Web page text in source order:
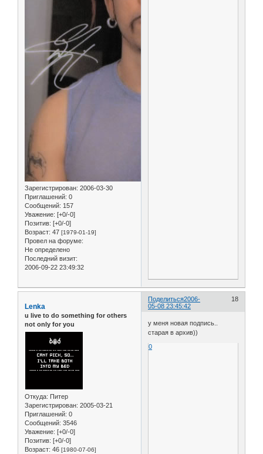
Зарегистрирован: 2006-03-30
Приглашений: 0
Сообщений: 157
Уважение: [+0/-0]
Позитив: [+0/-0]
Возраст: 47 [1979-01-19]
Провел на форуме:
Не определено
Последний визит:
2006-09-22 23:49:32
Поделиться 18
2006-
05-08 23:45:42
Lenka
u live to do something for others
not only for you
Откуда: Питер
Зарегистрирован: 2005-03-21
Приглашений: 0
Сообщений: 3546
Уважение: [+0/-0]
Позитив: [+0/-0]
Возраст: 46 [1980-07-06]
у меня новая подпись..
старая в архив))
0